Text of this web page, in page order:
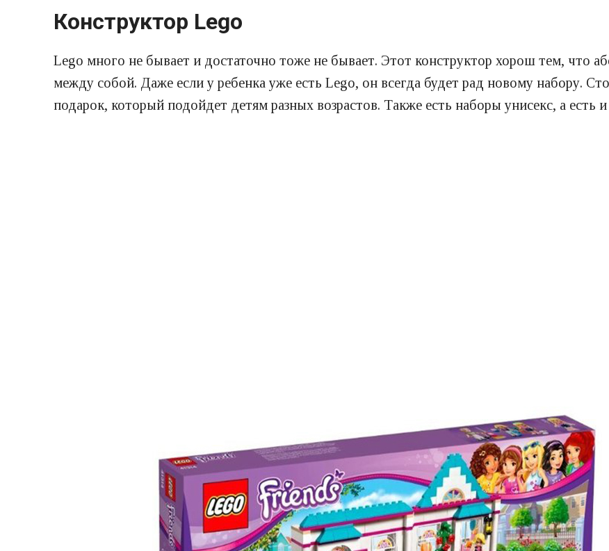
Конструктор Lego
Lego много не бывает и достаточно тоже не бывает. Этот конструктор хорош тем, что
между собой. Даже если у ребенка уже есть Lego, он всегда будет рад новому набору.
подарок, который подойдет детям разных возрастов. Также есть наборы унисекс, а есть